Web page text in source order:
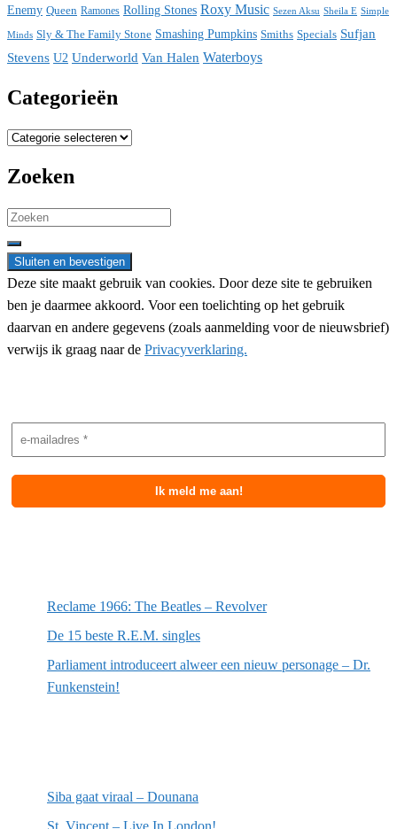
Enemy Queen Ramones Rolling Stones Roxy Music Sezen Aksu Sheila E Simple
Minds Sly & The Family Stone Smashing Pumpkins Smiths Specials Sufjan
Stevens U2 Underworld Van Halen Waterboys
Categorieën
Categorieën
Zoeken
Search
for:
Deze site maakt gebruik van cookies. Door deze site te gebruiken
ben je daarmee akkoord. Voor een toelichting op het gebruik
daarvan en andere gegevens (zoals aanmelding voor de nieuwsbrief)
verwijs ik graag naar de Privacyverklaring.
Reclame 1966: The Beatles – Revolver
De 15 beste R.E.M. singles
Parliament introduceert alweer een nieuw personage – Dr.
Funkenstein!
Siba gaat viraal – Dounana
St. Vincent – Live In London!